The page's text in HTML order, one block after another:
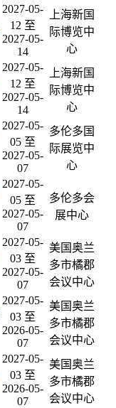
2027-05-
12 至
2027-05-
14
上海新国
际博览中
心
2027-05-
12 至
2027-05-
14
上海新国
际博览中
心
2027-05-
05 至
2027-05-
07
多伦多国
际展览中
心
2027-05-
05 至
2027-05-
07
多伦多会
展中心
2027-05-
03 至
2027-05-
07
美国奥兰
多市橘郡
会议中心
2027-05-
03 至
2026-05-
07
美国奥兰
多市橘郡
会议中心
2027-05-
03 至
2026-05-
07
美国奥兰
多市橘郡
会议中心